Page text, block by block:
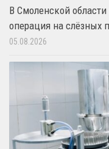
В Смоленской
операция на слёзных
05.08.2026